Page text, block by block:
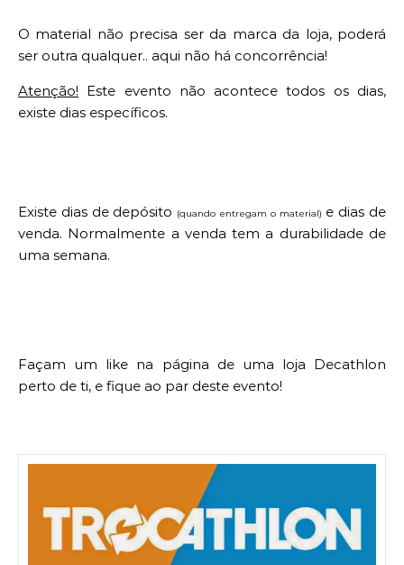
O material não precisa ser da marca da loja, poderá
ser outra qualquer.. aqui não há concorrência!
Atenção! Este evento não acontece todos os dias,
existe dias específicos.
Existe dias de depósito (quando entregam o material) e dias de
venda. Normalmente a venda tem a durabilidade de
uma semana.
Façam um like na página de uma loja Decathlon
perto de ti, e fique ao par deste evento!